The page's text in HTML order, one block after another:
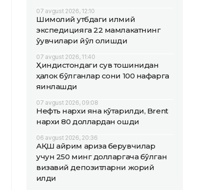
07 avgust 2026, 12:10
Шимолий қутбдаги илмий
экспедицияга 22 мамлакатнинг
ўқувчилари йўл олишди
07 avgust 2026, 11:40
Ҳиндистондаги сув тошқинидан
ҳалок бўлганлар сони 100 нафарга
яқинлашди
07 avgust 2026, 09:08
Нефть нархи яна кўтарилди, Brent
нархи 80 доллардан ошди
06 avgust 2026, 20:36
АҚШ айрим ариза берувчилар
учун 250 минг долларгача бўлган
визавий депозитларни жорий
қилди